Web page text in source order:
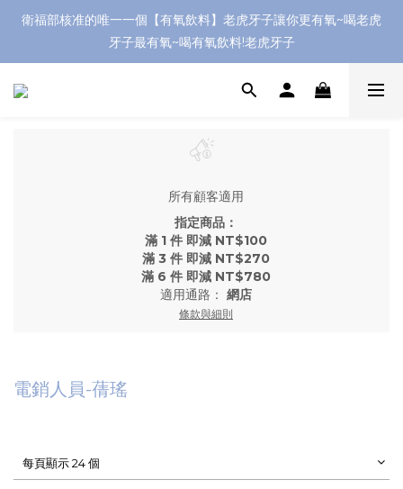
衛福部核准的唯一一個【有氧飲料】老虎牙子讓你更有氧~喝老虎
牙子最有氧~喝有氧飲料!老虎牙子
所有顧客適用
指定商品：
滿 1 件 即減 NT$100
滿 3 件 即減 NT$270
滿 6 件 即減 NT$780
適用通路： 網店
條款與細則
電銷人員-蒨瑤
每頁顯示 24 個